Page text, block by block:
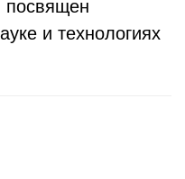
посвящен
и технологиях